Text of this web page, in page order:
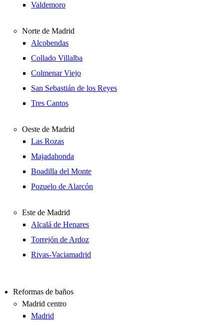
Valdemoro
Norte de Madrid
Alcobendas
Collado Villalba
Colmenar Viejo
San Sebastián de los Reyes
Tres Cantos
Oeste de Madrid
Las Rozas
Majadahonda
Boadilla del Monte
Pozuelo de Alarcón
Este de Madrid
Alcalá de Henares
Torrejón de Ardoz
Rivas-Vaciamadrid
Reformas de baños
Madrid centro
Madrid